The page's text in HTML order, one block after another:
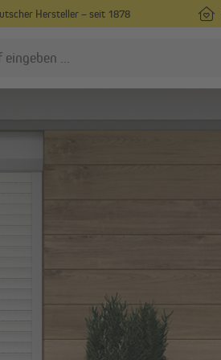
Hersteller – seit 1878
Insektenschutz in
Pergola mit Lamellendach
Pergola-Zubehör